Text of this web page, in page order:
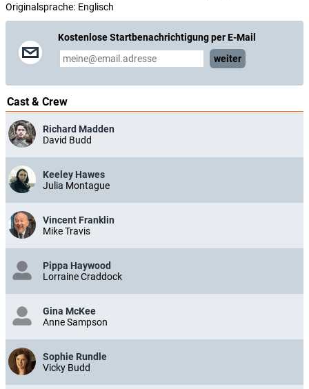
Originalsprache: Englisch
Kostenlose Startbenachrichtigung per E-Mail
weiter
Cast & Crew
Richard Madden
David Budd
Keeley Hawes
Julia Montague
Vincent Franklin
Mike Travis
Pippa Haywood
Lorraine Craddock
Gina McKee
Anne Sampson
Sophie Rundle
Vicky Budd